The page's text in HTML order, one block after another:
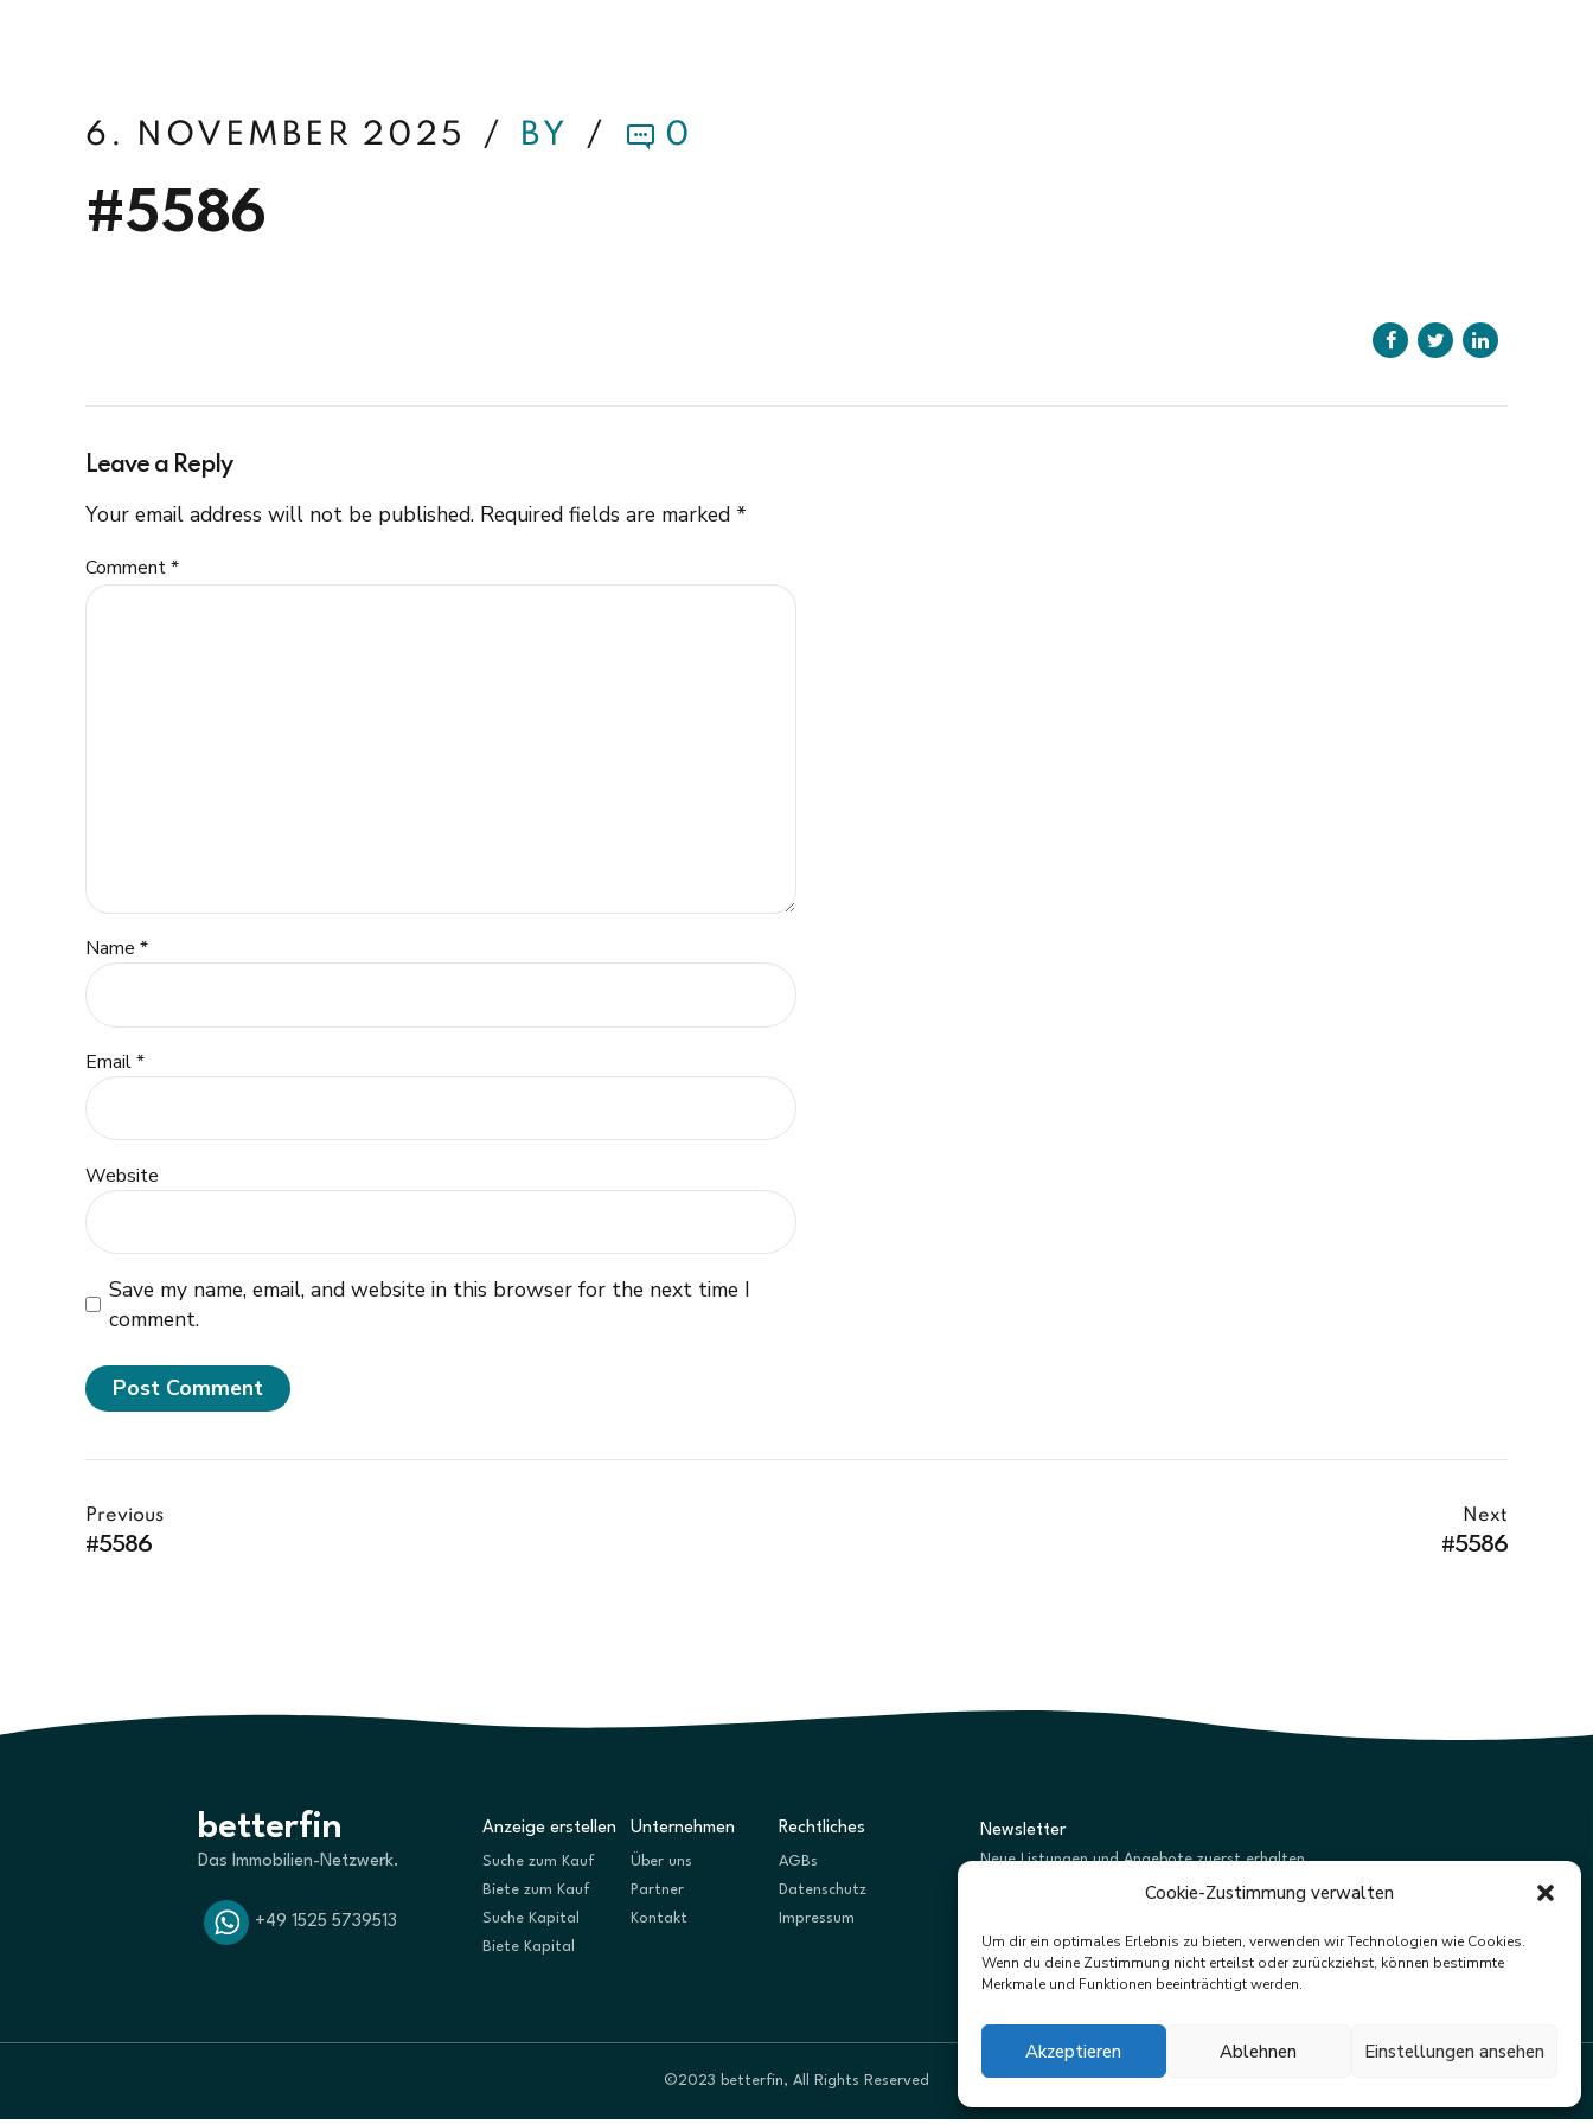
Cookie-Zustimmung verwalten
Um dir ein optimales Erlebnis zu bieten, verwenden wir Technologien wie Cookies.
Wenn du deine Zustimmung nicht erteilst oder zurückziehst, können bestimmte
Merkmale und Funktionen beeinträchtigt werden.
Akzeptieren Ablehnen Einstellungen ansehen
6. NOVEMBER 2025 BY 0
#5586
Leave a Reply
Your email address will not be published. Required fields are marked *
Comment*
Name *
Email *
Website
Save my name, email, and website in this browser for the next time I
comment.
Post Comment
Previous
#5586
Next
#5586
betterfin
Das Immobilien-Netzwerk.
+49 1525 5739513
Anzeige erstellen
Suche zum Kauf
Biete zum Kauf
Suche Kapital
Biete Kapital
Unternehmen
Über uns
Partner
Kontakt
Rechtliches
AGBs
Datenschutz
Impressum
Newsletter
Neue Listungen und Angebote zuerst erhalten.
Abonnieren
©2023 betterfin, All Rights Reserved